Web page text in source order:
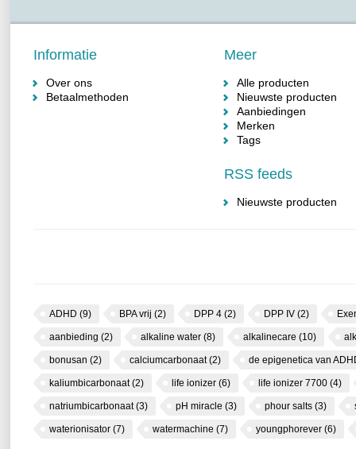
Informatie
Over ons
Betaalmethoden
Meer
Alle producten
Nieuwste producten
Aanbiedingen
Merken
Tags
RSS feeds
Nieuwste producten
ADHD (9) BPA vrij (2) DPP 4 (2) DPP IV (2)
aanbieding (2) alkaline water (8) alkalinecare (10)
bonusan (2) calciumcarbonaat(2) de epigenetica van
kaliumbicarbonaat(2) life ionizer (6) life ionizer 7700 (4)
natriumbicarbonaat(3) pH miracle (3) phour salts (3)
waterionisator (7) watermachine (7) youngphorever (6)